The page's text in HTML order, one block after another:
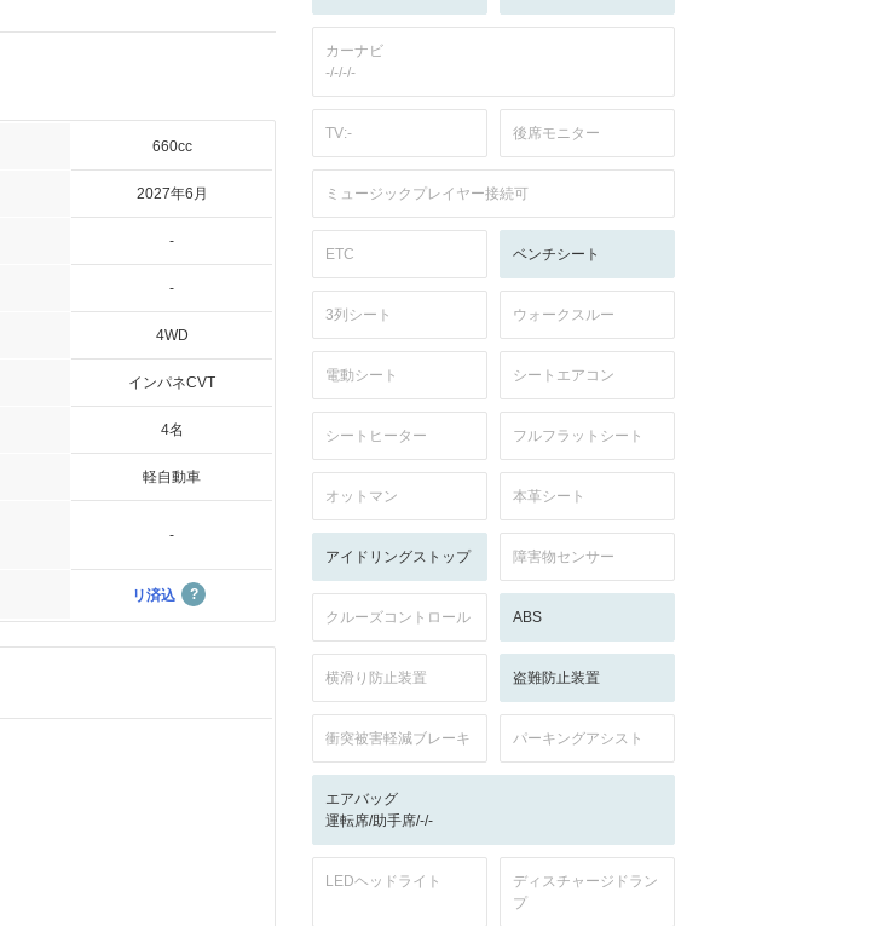
660cc
2027年6月
-
-
4WD
インパネCVT
4名
軽自動車
-
リ済込
カーナビ
-/-/-/-
TV:- 後席モニター
ミュージックプレイヤー接続可
ETC ベンチシート
3列シート ウォークスルー
電動シート シートエアコン
シートヒーター フルフラットシート
オットマン 本革シート
アイドリングストップ 障害物センサー
クルーズコントロール ABS
横滑り防止装置 盗難防止装置
衝突被害軽減ブレーキ パーキングアシスト
エアバッグ
運転席/助手席/-/-
LEDヘッドライト
ディスチャージドラン
プ